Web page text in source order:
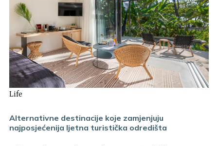
Life
Alternativne destinacije koje zamjenjuju
najposjećenija ljetna turistička odredišta